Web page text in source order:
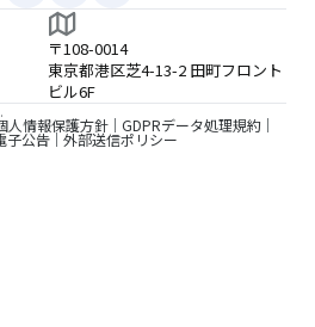
〒108-0014
東京都港区芝4-13-2 田町フロント
ビル6F
人情報保護方針 GDPRデータ処理規約
子公告 外部送信ポリシー